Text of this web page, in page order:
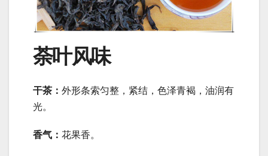
荼叶风味
干茶： 外形条索匀整，紧结，色泽青褐，油润有
光。
香气： 花果香。